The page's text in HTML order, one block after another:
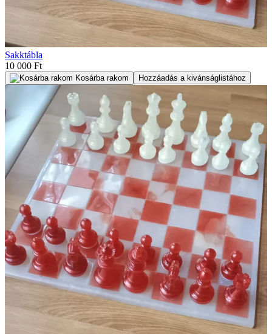
Sakktábla
10 000 Ft
Kosárba rakom Hozzáadás a kivánságlistához